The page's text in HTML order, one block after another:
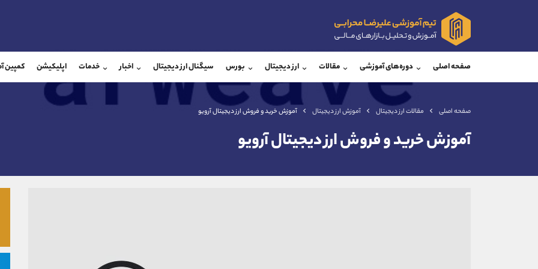
صفحه اصلی دوره‌های آموزشی مقالات ارز دیجیتال بورس سیگنال ارز دیجیتال اخبار خدمات اپلیکیشن کمپین
صفحه اصلی مقالات ارز دیجیتال آموزش ارز دیجیتال آموزش خرید و فروش ارز دیجیتال آرویو
آموزش خرید و فروش ارز دیجیتال آرویو
شروع گفتگو
@Armteam_admin_104
شروع گفتگو
تلگرام @Armteam_admin_33 تلگرام